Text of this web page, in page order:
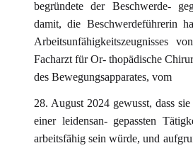
begründete der Beschwerde-
damit, die Beschwerdeführerin
Arbeitsunfähigkeitszeugnisses
Facharzt für Or- thopädische
des Bewegungsapparates, vom
28. August 2024 gewusst, dass
einer leidensan- gepassten
arbeitsfähig sein würde, und